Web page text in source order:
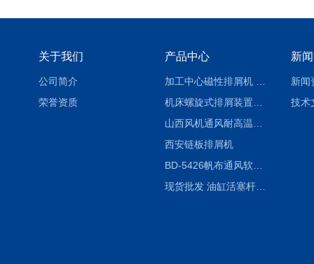
关于我们
公司简介
荣誉资质
产品中心
西安链板排屑机
BD-5426帆布通风软连接水泥布袋陕西生产厂家
现货批发 油缸活塞杆圆形保护套
新
新闻
技术